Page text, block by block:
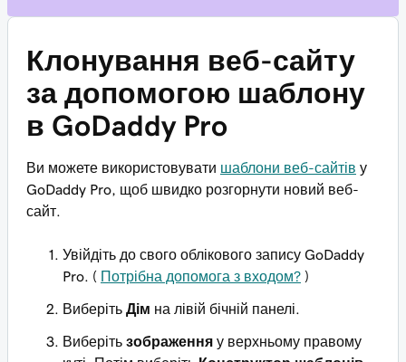
Клонування веб-сайту
за допомогою шаблону
в GoDaddy Pro
Ви можете використовувати шаблони веб-сайтів у
GoDaddy Pro, щоб швидко розгорнути новий веб-
сайт.
Увійдіть до свого облікового запису GoDaddy
Pro. ( Потрібна допомога з входом? )
Виберіть Дім на лівій бічній панелі.
Виберіть зображення у верхньому правому